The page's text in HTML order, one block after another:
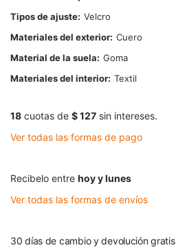
Tipos de ajuste Velcro
Materiales del exterior Cuero
Material de la suela
Goma
Materiales del interior Textil
18 cuotas de $ 127 sin intereses.
Ver todas las formas de pago
Recibelo entre hoy y lunes
Ver todas las formas de envíos
30 días de cambio y devolución gratis